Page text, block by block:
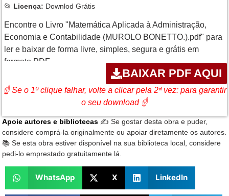
📂 Licença: Downlod Grátis
Encontre o Livro "Matemática Aplicada à Administração,
Economia e Contabilidade (MUROLO BONETTO.).pdf" para
ler e baixar de forma livre, simples, segura e grátis em
formato PDF
BAIXAR PDF AQUI
☝ Se o 1º clique falhar, volte a clicar pela 2ª vez: para garantir
o seu download ☝
Apoie autores e bibliotecas ✍️ Se gostar desta obra e puder,
considere comprá-la originalmente ou apoiar diretamente os autores.
📚 Se esta obra estiver disponível na sua biblioteca local, considere
pedi-lo emprestado gratuitamente lá.
WhatsApp X LinkedIn